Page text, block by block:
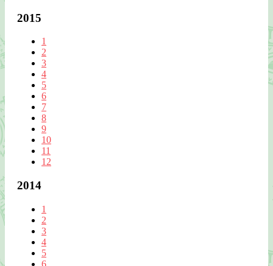
2015
1
2
3
4
5
6
7
8
9
10
11
12
2014
1
2
3
4
5
6